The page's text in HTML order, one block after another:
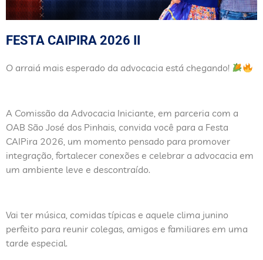
FESTA CAIPIRA 2026 II
O arraiá mais esperado da advocacia está chegando!
A Comissão da Advocacia Iniciante, em parceria com a
OAB São José dos Pinhais, convida você para a Festa
CAIPira 2026, um momento pensado para promover
integração, fortalecer conexões e celebrar a advocacia em
um ambiente leve e descontraído.
Vai ter música, comidas típicas e aquele clima junino
perfeito para reunir colegas, amigos e familiares em uma
tarde especial.